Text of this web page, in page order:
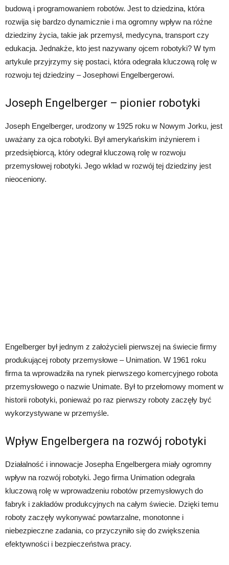
budową i programowaniem robotów. Jest to dziedzina, która
rozwija się bardzo dynamicznie i ma ogromny wpływ na różne
dziedziny życia, takie jak przemysł, medycyna, transport czy
edukacja. Jednakże, kto jest nazywany ojcem robotyki? W tym
artykule przyjrzymy się postaci, która odegrała kluczową rolę w
rozwoju tej dziedziny – Josephowi Engelbergerowi.
Joseph Engelberger – pionier robotyki
Joseph Engelberger, urodzony w 1925 roku w Nowym Jorku, jest
uważany za ojca robotyki. Był amerykańskim inżynierem i
przedsiębiorcą, który odegrał kluczową rolę w rozwoju
przemysłowej robotyki. Jego wkład w rozwój tej dziedziny jest
nieoceniony.
Engelberger był jednym z założycieli pierwszej na świecie firmy
produkującej roboty przemysłowe – Unimation. W 1961 roku
firma ta wprowadziła na rynek pierwszego komercyjnego robota
przemysłowego o nazwie Unimate. Był to przełomowy moment w
historii robotyki, ponieważ po raz pierwszy roboty zaczęły być
wykorzystywane w przemyśle.
Wpływ Engelbergera na rozwój robotyki
Działalność i innowacje Josepha Engelbergera miały ogromny
wpływ na rozwój robotyki. Jego firma Unimation odegrała
kluczową rolę w wprowadzeniu robotów przemysłowych do
fabryk i zakładów produkcyjnych na całym świecie. Dzięki temu
roboty zaczęły wykonywać powtarzalne, monotonne i
niebezpieczne zadania, co przyczyniło się do zwiększenia
efektywności i bezpieczeństwa pracy.